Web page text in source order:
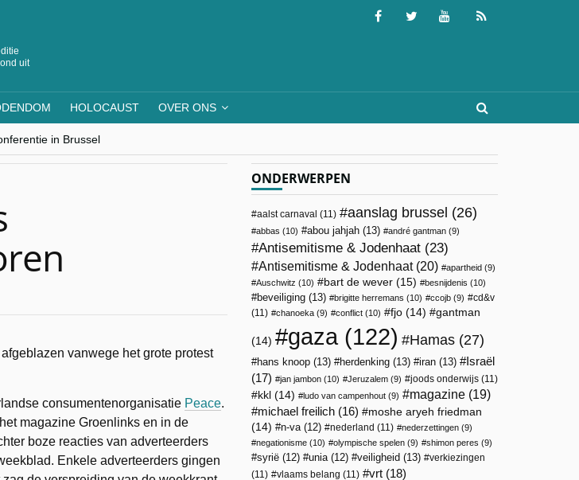
uit
HOLOCAUST OVER ONS
in Brussel
Jinnih Beels (Vooruit)
vanwege het grote protest
consumentenorganisatie Peace.
magazine Groenlinks en in de
boze reacties van adverteerders
Enkele adverteerders gingen
ONDERWERPEN
aalst carnaval (11) aanslag brussel (26)
abbas (10) abou jahjah (13) andré gantman (9)
Antisemitisme & Jodenhaat (23)
Antisemitisme & Jodenhaat(20) apartheid (9)
Auschwitz (10) bart de wever (15) besnijdenis (10)
beveiliging (13) brigitte herremans (10) ccojb (9)
cd&v
(11)
chanoeka (9) conflict (10) fjo (14) gantman
(14) gaza(122) Hamas (27)
hans knoop (13) herdenking (13) iran (13)
Israël
(17)
jan jambon (10) Jeruzalem (9) joods onderwijs (11)
kkl (14) ludo van campenhout (9) magazine (19)
michael freilich (16)
moshe aryeh friedman
(14)
n-va(12) nederland (11) nederzettingen (9)
negationisme (10) olympische spelen (9) shimon peres (9)
syrië (12) unia(12) veiligheid (13)
verkiezingen
(11)
vlaams belang (11) vrt (18)